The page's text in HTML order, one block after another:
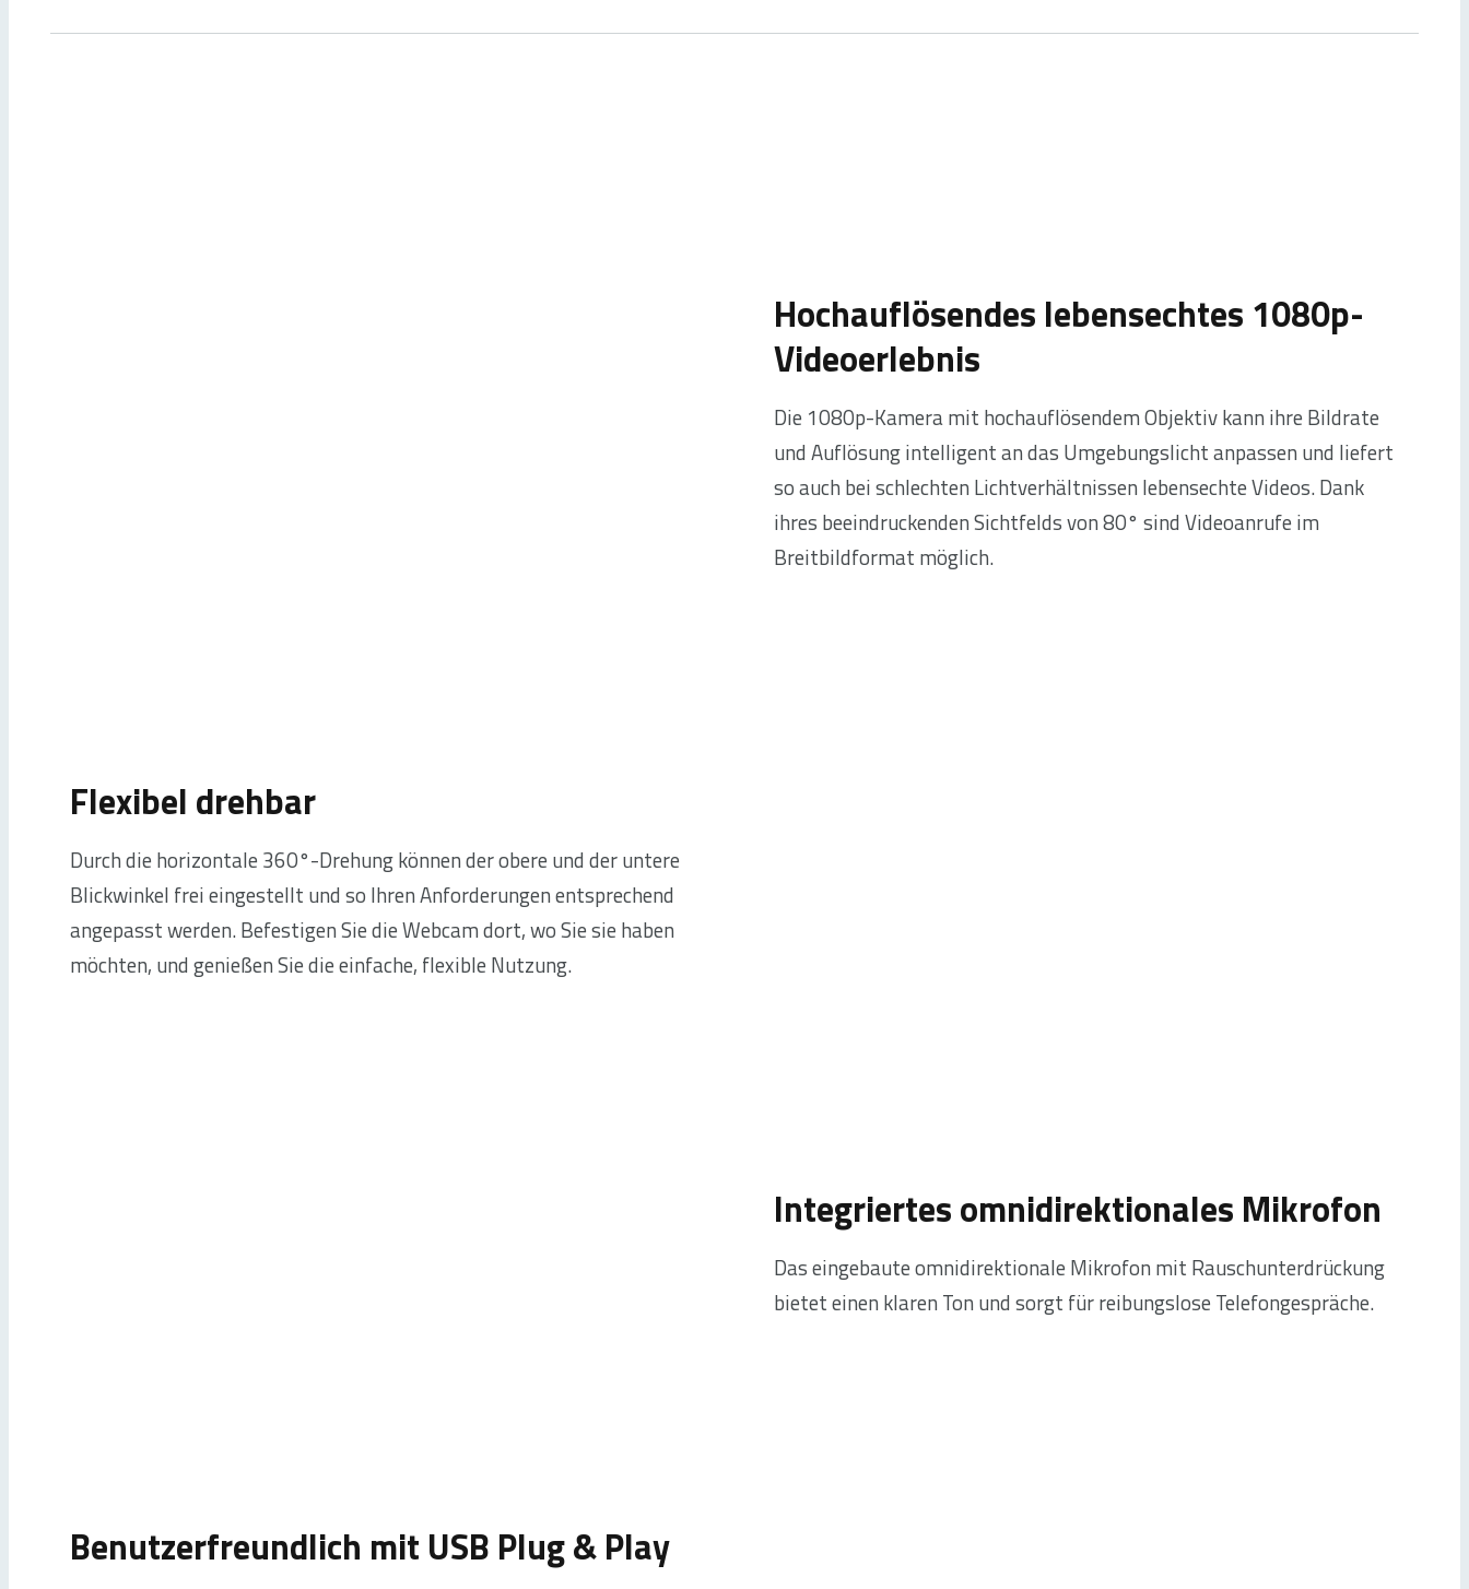
Hochauflösendes lebensechtes 1080p-
Videoerlebnis
Die 1080p-Kamera mit hochauflösendem Objektiv kann ihre Bildrate
und Auflösung intelligent an das Umgebungslicht anpassen und liefert
so auch bei schlechten Lichtverhältnissen lebensechte Videos. Dank
ihres beeindruckenden Sichtfelds von 80° sind Videoanrufe im
Breitbild­format möglich.
Flexibel drehbar
Durch die horizontale 360°-Drehung können der obere und der untere
Blickwinkel frei eingestellt und so Ihren Anforderungen entsprechend
angepasst werden. Befestigen Sie die Webcam dort, wo Sie sie haben
möchten, und genießen Sie die einfache, flexible Nutzung.
Integriertes omnidirektionales Mikrofon
Das eingebaute omnidirektionale Mikrofon mit Rauschunterdrückung
bietet einen klaren Ton und sorgt für reibungslose Telefongespräche.
Benutzerfreundlich mit USB Plug & Play